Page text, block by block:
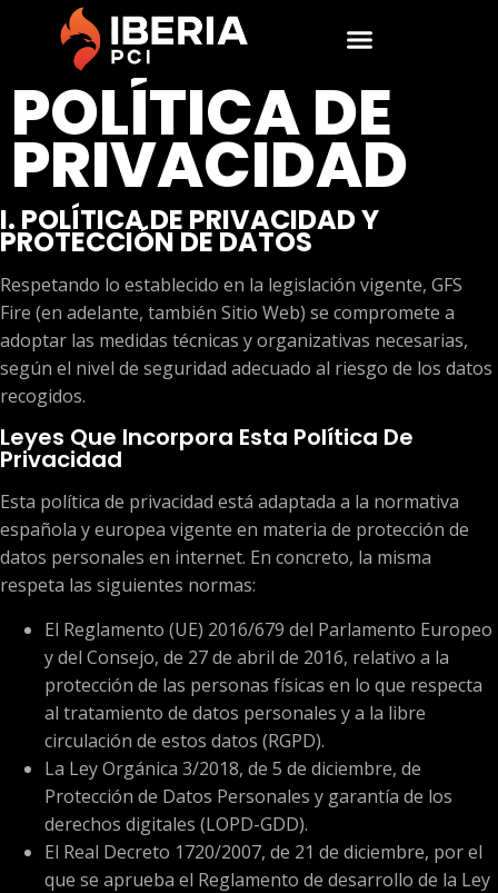
POLÍTICA DE
PRIVACIDAD
I. POLÍTICA DE PRIVACIDAD Y
PROTECCIÓN DE DATOS
Respetando lo establecido en la legislación vigente, GFS
Fire (en adelante, también Sitio Web) se compromete a
adoptar las medidas técnicas y organizativas necesarias,
según el nivel de seguridad adecuado al riesgo de los datos
recogidos.
Leyes Que Incorpora Esta Política De
Privacidad
Esta política de privacidad está adaptada a la normativa
española y europea vigente en materia de protección de
datos personales en internet. En concreto, la misma
respeta las siguientes normas:
El Reglamento (UE) 2016/679 del Parlamento Europeo
y del Consejo, de 27 de abril de 2016, relativo a la
protección de las personas físicas en lo que respecta
al tratamiento de datos personales y a la libre
circulación de estos datos (RGPD).
La Ley Orgánica 3/2018, de 5 de diciembre, de
Protección de Datos Personales y garantía de los
derechos digitales (LOPD-GDD).
El Real Decreto 1720/2007, de 21 de diciembre, por el
que se aprueba el Reglamento de desarrollo de la Ley